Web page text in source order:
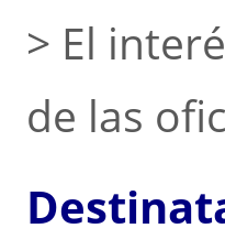
> El
de las